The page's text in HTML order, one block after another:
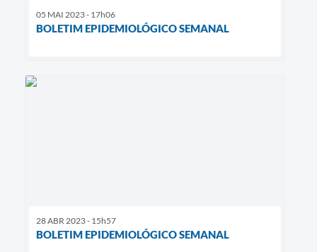
05 MAI 2023 - 17h06
BOLETIM EPIDEMIOLÓGICO SEMANAL
28 ABR 2023 - 15h57
BOLETIM EPIDEMIOLÓGICO SEMANAL